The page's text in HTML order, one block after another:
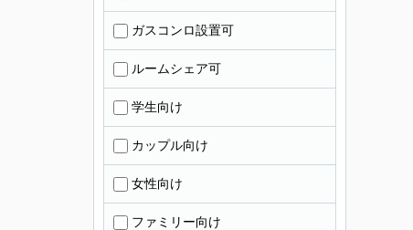
ガスコンロ設置可
ルームシェア可
学生向け
カップル向け
女性向け
ファミリー向け